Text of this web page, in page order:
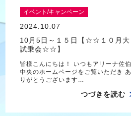
イベント/キャンペーン
2024.10.07
10月5日～１５日【☆☆１０月大
試乗会☆☆】
皆様こんにちは！ いつもアリーナ佐伯
中央のホームページをご覧いただき あ
りがとうございます…
つづきを読む